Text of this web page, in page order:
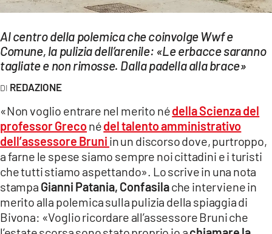
LAC TV
LAC NETWORK
LAC ONAIR
Network
LACPLAY.IT
LACTV.IT
LACONAIR.IT
LACITYMAG.IT
Al centro della polemica che coinvolge Wwf e
Comune, la pulizia dell’arenile: «Le erbacce saranno
tagliate e non rimosse. Dalla padella alla brace»
REDAZIONE
«Non voglio entrare nel merito nédella Scienza del
professor Greconédel talento amministrativo
dell’assessore Bruni in un discorso dove, purtroppo,
a farne le spese siamo sempre noi cittadini e i turisti
che tutti stiamo aspettando». Lo scrive in una nota
stampa Gianni Patania, Confasilache interviene in
merito alla polemica sulla pulizia della spiaggia di
Bivona: «Voglio ricordare all’assessore Bruni che